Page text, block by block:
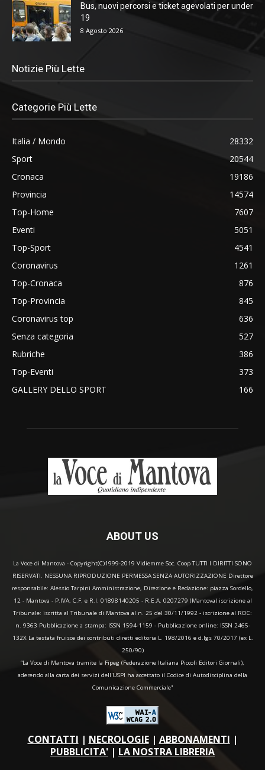
Bus, nuovi percorsi e ticket agevolati per under
19
8 Agosto 2026
Notizie Più Lette
Categorie Più Lette
Italia / Mondo
28332
Sport
20544
Cronaca
19186
Provincia
14574
Top-Home
7607
Eventi
5051
Top-Sport
4541
Coronavirus
1261
Top-Cronaca
876
Top-Provincia
845
Coronavirus top
636
Senza categoria
527
Rubriche
386
Top-Eventi
373
GALLERY DELLO SPORT
166
ABOUT US
La Voce di Mantova - Copyright(C)1999-2019 Vidiemme Soc. Coop TUTTI I DIRITTI SONO
RISERVATI. NESSUNA RIPRODUZIONE PERMESSA SENZA AUTORIZZAZIONE Direttore
responsabile: Alessio Tarpini Amministrazione, Direzione e Redazione: piazza Sordello,
12 - Mantova - P.IVA, C.F. e R.I. 01898140205 - R.E.A. 0207279 (Mantova) iscrizione al
Tribunale: iscritta al Tribunale di Mantova al n. 25 del 30/11/1992 - iscrizione al ROC:
n. 9363 Pubblicazione a stampa: ISSN 1594-1159 - Pubblicazione online: ISSN 2465-
132X La testata fruisce dei contributi diretti editoria L. 198/2016 e d.lgs 70/2017 (ex L.
250/90)
“La Voce di Mantova tramite la Fipeg (Federazione Italiana Piccoli Editori Giornali),
aderendo alla carta dei servizi dell'USPI ha accettato il Codice di Autodisciplina della
Comunicazione Commerciale"
CONTATTI | NECROLOGIE| ABBONAMENTI |
PUBBLICITA' | LA NOSTRA LIBRERIA